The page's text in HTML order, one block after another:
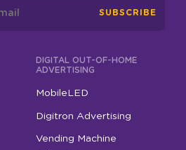
SUBSCRIBE
DIGITAL OUT-OF-HOME
ADVERTISING
MobileLED
Digitron Advertising
Vending Machine